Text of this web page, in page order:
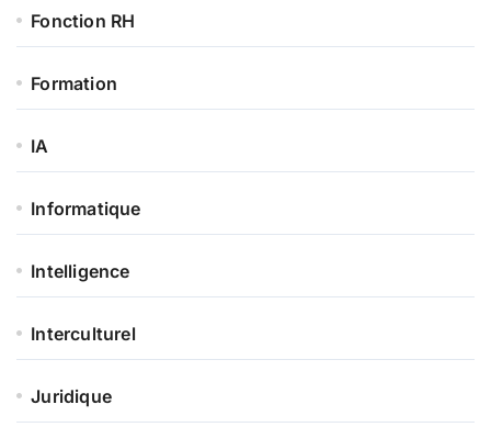
Fonction RH
Formation
IA
Informatique
Intelligence
Interculturel
Juridique